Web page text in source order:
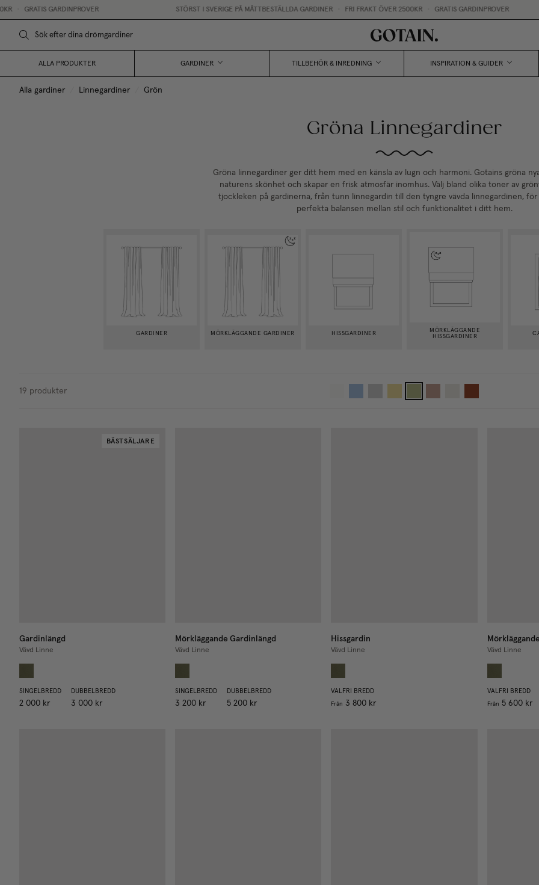
• GRATIS GARDINPROVER STÖRST I SVERIGE PÅ MÅTTBESTÄLLDA GARDINER • FRI FRAKT ÖVER 2500KR • GRATIS GARDINPROVER
ALLA PRODUKTER GARDINER TILLBEHÖR & INREDNING INSPIRATION & GUIDER
Alla gardiner Linnegardiner Grön
Gröna Linnegardiner
Gröna linnegardiner ger ditt hem med en känsla av lugn och harmoni. Gotains gröna
naturens skönhet och skapar en frisk atmosfär inomhus. Välj bland olika toner av
tjockleken på gardinerna, från tunn linnegardin till den tyngre vävda linnegardinen, för
perfekta balansen mellan stil och funktionalitet i ditt hem.
GARDINER MÖRKLÄGGANDE GARDINER HISSGARDINER
MÖRKLÄGGANDE
HISSGARDINER
19 produkter
BÄSTSÄLJARE
Gardinlängd
Vävd Linne
SINGELBREDD
2 000 kr
DUBBELBREDD
3 000 kr
Mörkläggande Gardinlängd
Vävd Linne
SINGELBREDD
3 200 kr
DUBBELBREDD
5 200 kr
Hissgardin
Vävd Linne
VALFRI BREDD
Från 3 800 kr
Vävd Linne
VALFRI BREDD
Från 5 600 kr